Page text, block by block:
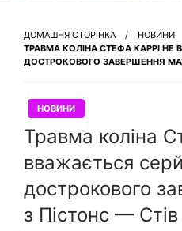
ДОМАШНЯ СТОРІНКА
НОВИНИ
ТРАВМА КОЛІНА СТЕФА КАРРІ
ДОСТРОКОВОГО ЗАВЕРШЕННЯ
НОВИНИ
Травма коліна
вважається
дострокового
з Пістонс —